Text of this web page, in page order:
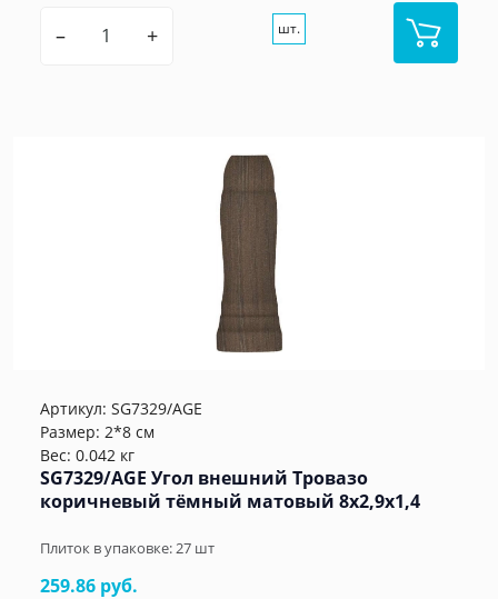
– + шт.
Артикул: SG7329/AGE
Размер: 2*8 см
Вес: 0.042 кг
SG7329/AGE Угол внешний Тровазо
коричневый тёмный матовый 8x2,9x1,4
Плиток в упаковке:27 шт
259.86 руб.